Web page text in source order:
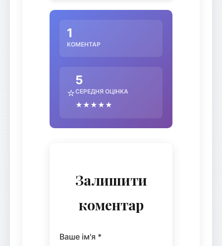
1
КОМЕНТАР
⭐
5
СЕРЕДНЯ ОЦІНКА
★★★★★
Залишити
коментар
Ваше ім'я *